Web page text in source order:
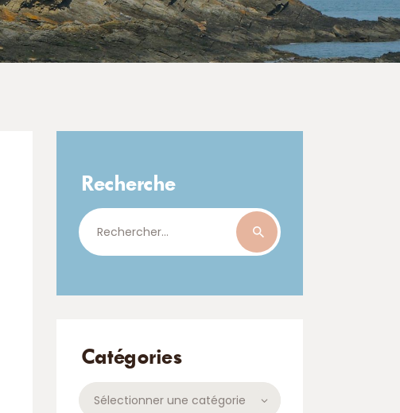
Recherche
Rechercher :
Catégories
Catégories